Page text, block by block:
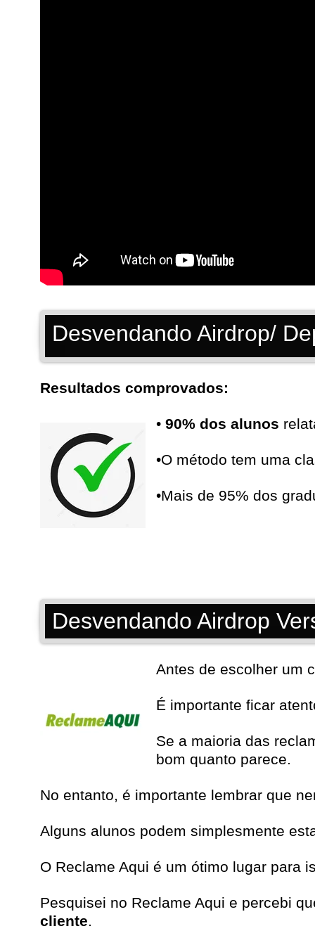
Desvendando Airdrop/
Resultados comprovados:
• 90% dos alunos
•O método tem uma
•Mais de 95% dos
Desvendando Airdrop
Antes de escolher um
É importante ficar
Se a maioria das
bom quanto parece.
No entanto, é importante lembrar que
Alguns alunos podem simplesmente
O Reclame Aqui é um ótimo lugar para
Pesquisei no Reclame Aqui e percebi
cliente.